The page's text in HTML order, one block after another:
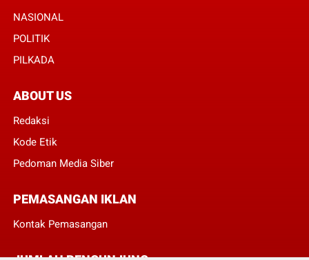
NASIONAL
POLITIK
PILKADA
ABOUT US
Redaksi
Kode Etik
Pedoman Media Siber
PEMASANGAN IKLAN
Kontak Pemasangan